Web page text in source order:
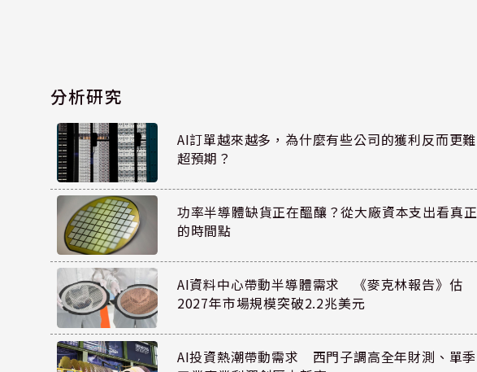
分析研究
AI訂單越來越多，為什麼有些公司的獲利反而更難
超預期？
功率半導體缺貨正在醞釀？從大廠資本支出看真正
的時間點
AI資料中心帶動半導體需求 《麥克林報告》估
2027年市場規模突破2.2兆美元
AI投資熱潮帶動需求 西門子調高全年財測、單季